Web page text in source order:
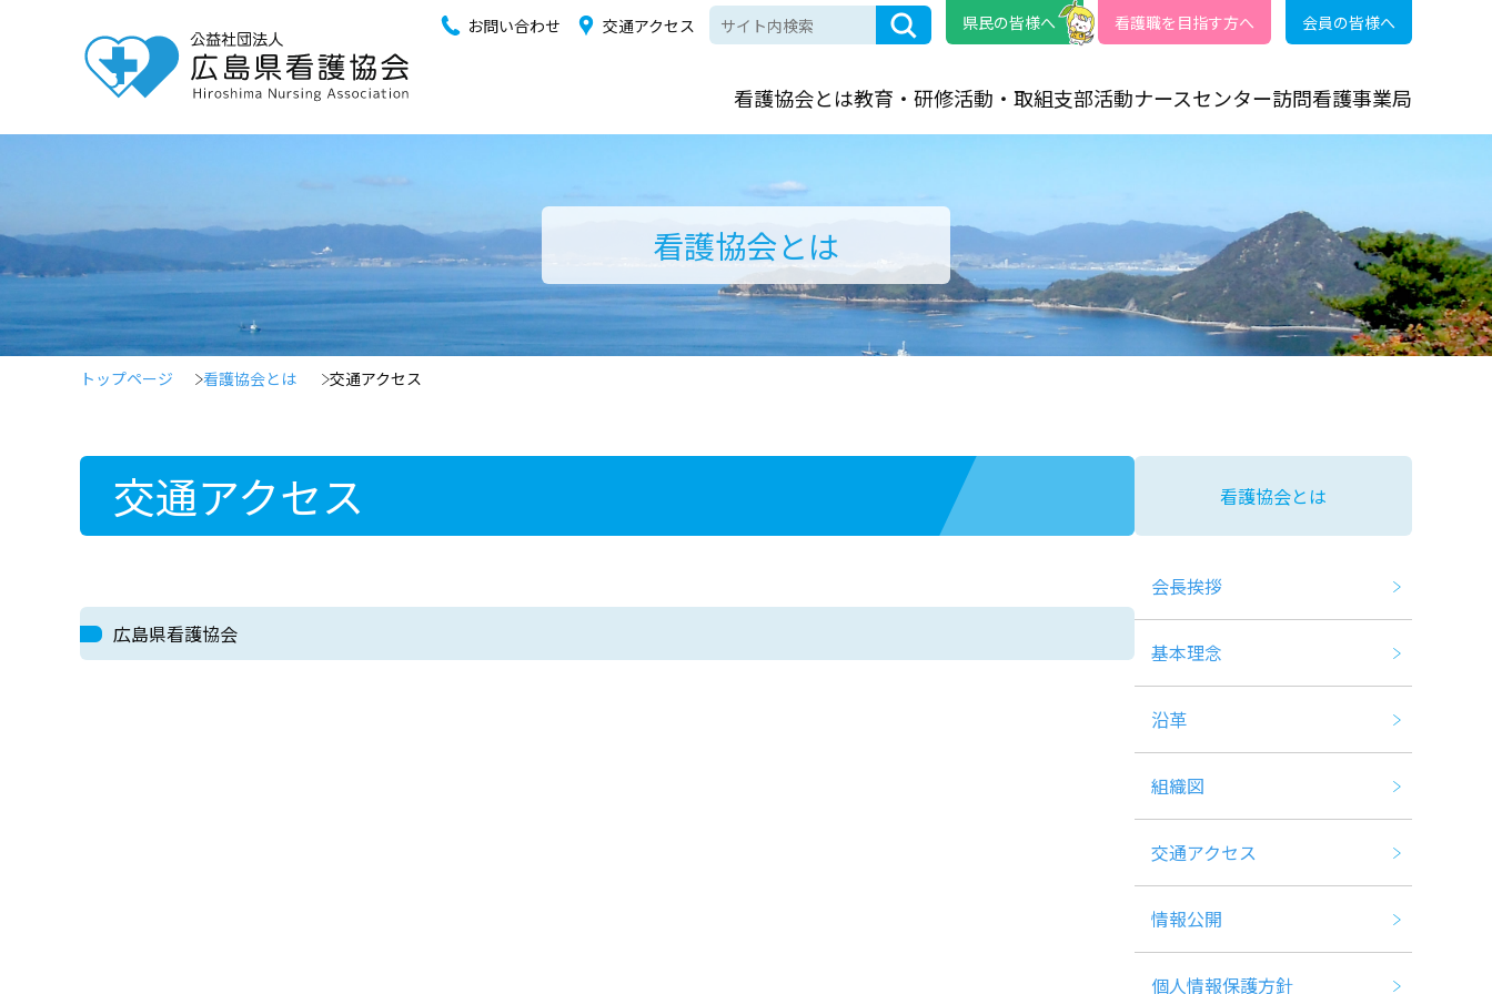
お問い合わせ 交通アクセス 県民の皆様へ 看護職を目指す方へ 会員の皆様へ
看護協会とは教育・研修活動・取組支部活動ナースセンター訪問看護事業局
看護協会とは
トップページ 看護協会とは 交通アクセス
交通アクセス
広島県看護協会
看護協会とは
会長挨拶
基本理念
沿革
組織図
交通アクセス
情報公開
個人情報保護方針